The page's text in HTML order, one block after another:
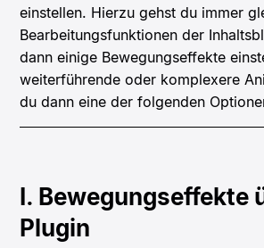
einstellen. Hierzu gehst du immer
Bearbeitungsfunktionen der
dann einige Bewegungseffekte
weiterführende oder komplexere
du dann eine der folgenden
I. Bewegungseffekte
Plugin